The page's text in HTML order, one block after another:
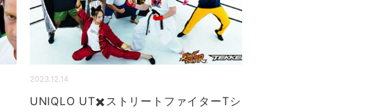
2023.12.14
UNIQLO UT✖️ストリートファイターTシ